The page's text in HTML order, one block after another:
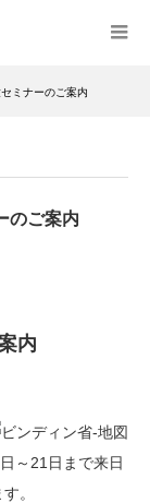
ミナーのご案内
のご案内
内
～21日まで来日
。